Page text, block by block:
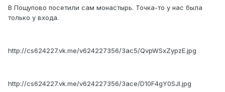
В Пощупово посетили сам монастырь. Точка-то у нас была
только у входа.
http://cs624227.vk.me/v624227356/3ac5/QvpWSxZypzE.jpg
http://cs624227.vk.me/v624227356/3ace/D10F4gY0SJI.jpg